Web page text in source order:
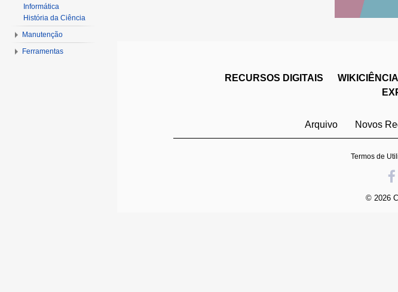
Informática
História da Ciência
Manutenção
Ferramentas
RECURSOS DIGITAIS
Arquivo Novos
Termos de
© 2026